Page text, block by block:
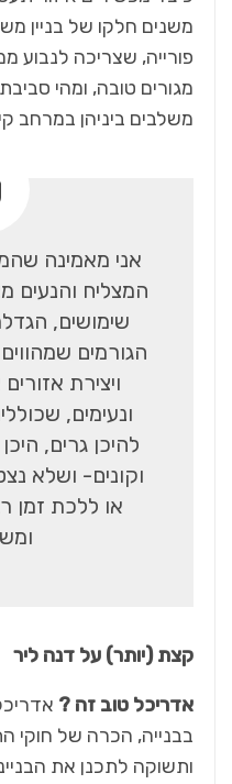
משנים חלקו של בניין
פורייה, שצריכה
מגורים טובה, ומהי
משלבים ביניהן במרחב
אני מאמינה
המצליח והנעים
שימושים,
הגורמים
ויצירת
ונעימים,
להיכן גרים,
וקונים- ושלא
או ללכת זמן
קצת (יותר) על דנה ליר
אדריכל טוב זה ?
בבנייה, הכרה של חוקי
ותשוקה לתכנן את